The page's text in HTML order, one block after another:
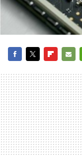
MAIL